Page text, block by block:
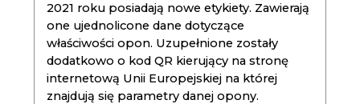
2021 roku posiadają nowe etykiety. Zawierają
one ujednolicone dane dotyczące
właściwości opon. Uzupełnione zostały
dodatkowo o kod QR kierujący na stronę
internetową Unii Europejskiej na której
znajdują się parametry danej opony.